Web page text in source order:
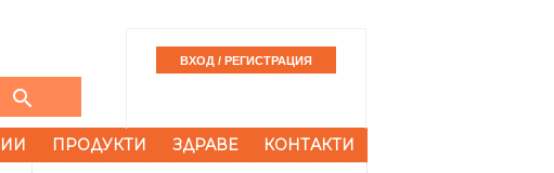
search
ПРОДУКТИ ЗДРАВЕ КОНТАКТИ